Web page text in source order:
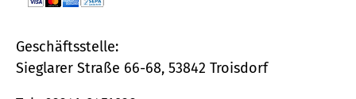
Geschäftsstelle:
Sieglarer Straße 66-68, 53842 Troisdorf